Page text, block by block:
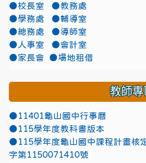
●校長室
●教務處
●學務處
●輔導室
●總務處
●導師室
●人事室
●會計室
●家長會
●場地租借
教師專
●11401龜山國中行事曆
●115學年度教科書版本
●115學年度龜山國中課程計畫核
字第1150071410號